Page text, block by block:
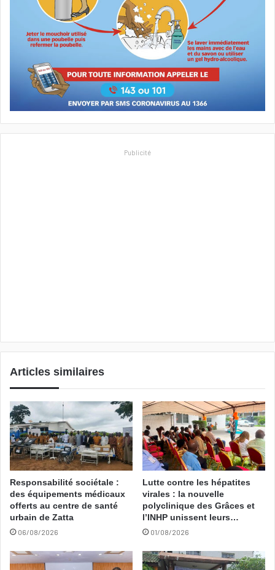
Publicité
Articles similaires
Responsabilité sociétale :
des équipements médicaux
offerts au centre de santé
urbain de Zatta
06/08/2026
Lutte contre les hépatites
virales : la nouvelle
polyclinique des Grâces et
l’INHP unissent leurs…
01/08/2026